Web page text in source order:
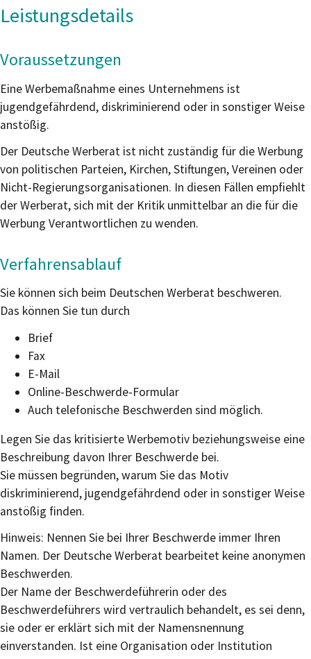
Leistungsdetails
Voraussetzungen
Eine Werbemaßnahme eines Unternehmens ist
jugendgefährdend, diskriminierend oder in sonstiger Weise
anstößig.
Der Deutsche Werberat ist nicht zuständig für die Werbung
von politischen Parteien, Kirchen, Stiftungen, Vereinen oder
Nicht-Regierungsorganisationen. In diesen Fällen empfiehlt
der Werberat, sich mit der Kritik unmittelbar an die für die
Werbung Verantwortlichen zu wenden.
Verfahrensablauf
Sie können sich beim Deutschen Werberat beschweren.
Das können Sie tun durch
Brief
Fax
E-Mail
Online-Beschwerde-Formular
Auch telefonische Beschwerden sind möglich.
Legen Sie das kritisierte Werbemotiv beziehungsweise eine
Beschreibung davon Ihrer Beschwerde bei.
Sie müssen begründen, warum Sie das Motiv
diskriminierend, jugendgefährdend oder in sonstiger Weise
anstößig finden.
Hinweis: Nennen Sie bei Ihrer Beschwerde immer Ihren
Namen. Der Deutsche Werberat bearbeitet keine anonymen
Beschwerden.
Der Name der Beschwerdeführerin oder des
Beschwerdeführers wird vertraulich behandelt, es sei denn,
sie oder er erklärt sich mit der Namensnennung
einverstanden. Ist eine Organisation oder Institution